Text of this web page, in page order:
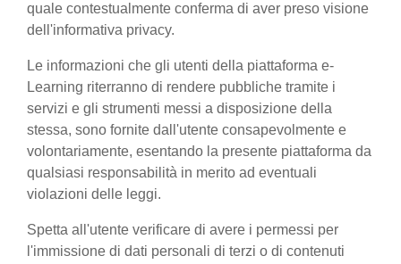
quale contestualmente conferma di aver preso visione
dell'informativa privacy.
Le informazioni che gli utenti della piattaforma e-
Learning riterranno di rendere pubbliche tramite i
servizi e gli strumenti messi a disposizione della
stessa, sono fornite dall'utente consapevolmente e
volontariamente, esentando la presente piattaforma da
qualsiasi responsabilità in merito ad eventuali
violazioni delle leggi.
Spetta all'utente verificare di avere i permessi per
l'immissione di dati personali di terzi o di contenuti